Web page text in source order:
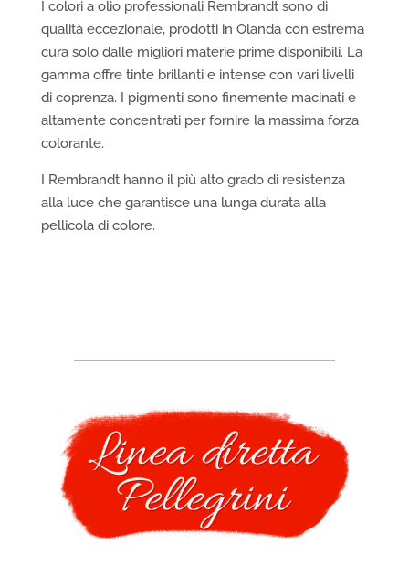
I colori a olio professionali Rembrandt sono di
qualità eccezionale, prodotti in Olanda con estrema
cura solo dalle migliori materie prime disponibili. La
gamma offre tinte brillanti e intense con vari livelli
di coprenza. I pigmenti sono finemente macinati e
altamente concentrati per fornire la massima forza
colorante.
I Rembrandt hanno il più alto grado di resistenza
alla luce che garantisce una lunga durata alla
pellicola di colore.